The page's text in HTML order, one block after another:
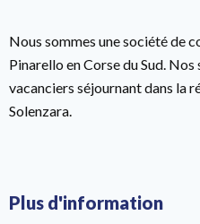
Nous sommes une société de
Pinarello en Corse du Sud. Nos
vacanciers séjournant dans la
Solenzara.
Plus d'information